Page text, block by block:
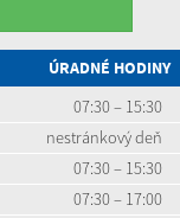
ÚRADNÉ HODINY
07:30 – 15:30
nestránkový deň
07:30 – 15:30
07:30 – 17:00